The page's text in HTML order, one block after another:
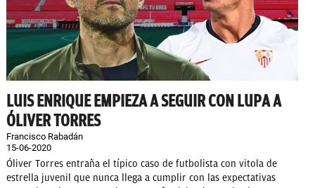
LUIS ENRIQUE EMPIEZA A SEGUIR CON LUPA A
ÓLIVER TORRES
Francisco Rabadán
15-06-2020
Óliver Torres entraña el típico caso de futbolista con vitola de
estrella juvenil que nunca llega a cumplir con las expectativas